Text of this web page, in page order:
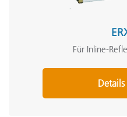
Für Inline-